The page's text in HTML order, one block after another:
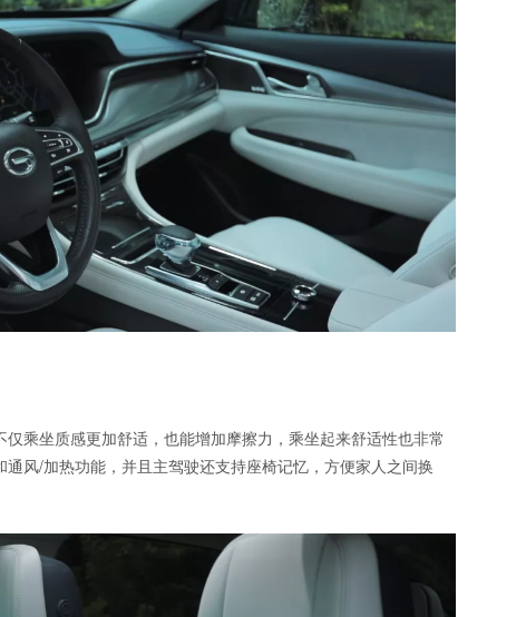
乘坐质感更加舒适，也能增加摩擦力，乘坐起来舒适性也非常
风/加热功能，并且主驾驶还支持座椅记忆，方便家人之间换